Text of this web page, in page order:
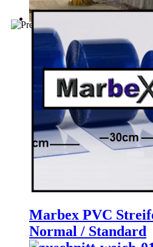
Marbex PVC
Normal / Standard